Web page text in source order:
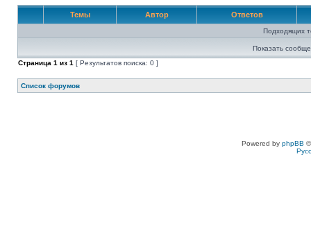
Темы Автор Ответов
Подходящих
Показать
Страница 1 из 1 [ Результатов поиска: 0 ]
Список форумов
Powered by phpBB